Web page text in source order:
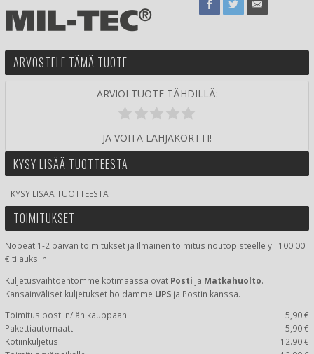
ARVOSTELE TÄMÄ TUOTE
ARVIOI TUOTE TÄHDILLÄ:
JA VOITA LAHJAKORTTI!
KYSY LISÄÄ TUOTTEESTA
KYSY LISÄÄ TUOTTEESTA
TOIMITUKSET
Nopeat 1-2 päivän toimitukset ja Ilmainen toimitus noutopisteelle yli 100.00
€ tilauksiin.
Kuljetusvaihtoehtomme kotimaassa ovat Posti ja Matkahuolto.
Kansainväliset kuljetukset hoidamme UPS ja Postin kanssa.
Toimitus postiin/lähikauppaan
5,90 €
Pakettiautomaatti
5,90 €
Kotiinkuljetus
12.90 €